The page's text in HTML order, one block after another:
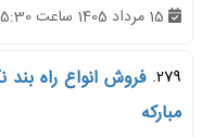
279. فروش انواع راه بند
مبارکه